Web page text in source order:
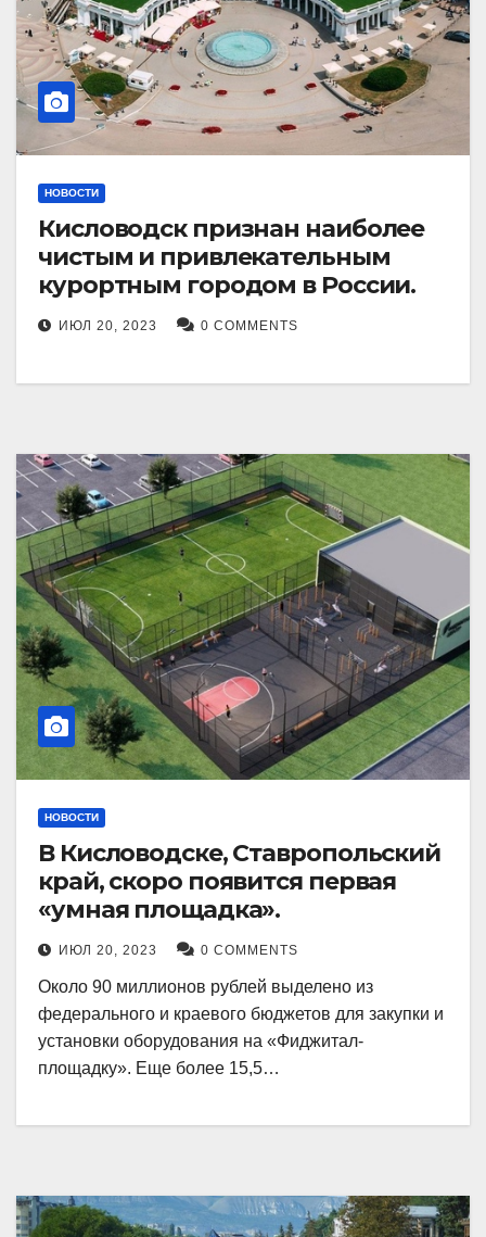
НОВОСТИ
Кисловодск признан наиболее
чистым и привлекательным
курортным городом в России.
ИЮЛ 20, 2023 0 COMMENTS
НОВОСТИ
В Кисловодске, Ставропольский
край, скоро появится первая
«умная площадка».
ИЮЛ 20, 2023 0 COMMENTS
Около 90 миллионов рублей выделено из
федерального и краевого бюджетов для закупки и
установки оборудования на «Фиджитал-
площадку». Еще более 15,5…